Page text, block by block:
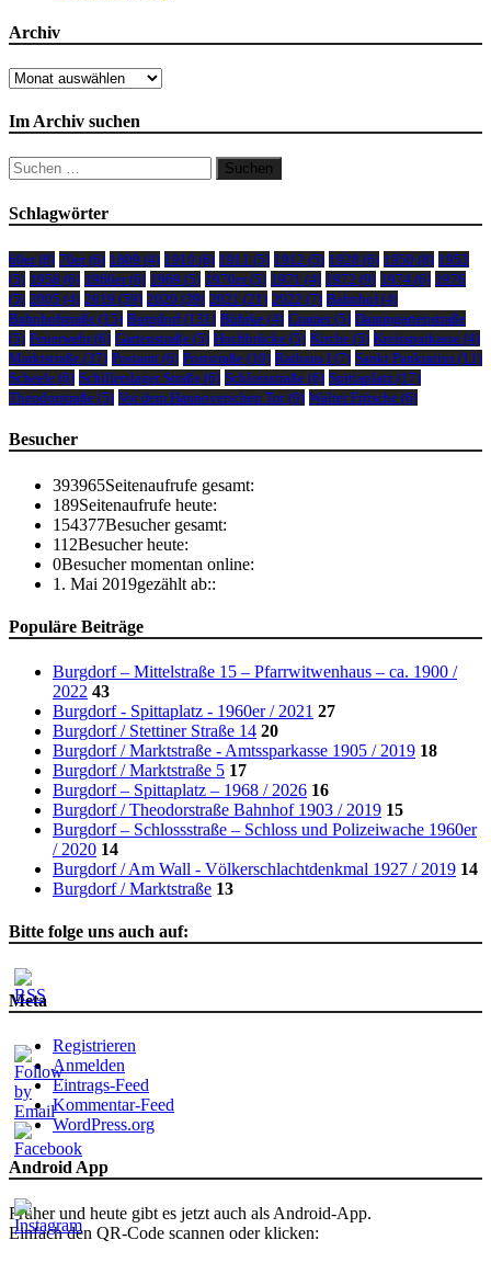
Archiv
Archiv
Im Archiv suchen
Suchen
nach:
Schlagwörter
60er(8) 70er(6) 1809 (4) 1910 (6) 1911 (5) 1912 (5) 1928 (6) 1950 (8) 1953
(5) 1956 (6) 1960er(6) 1969 (5) 1970er(5) 1971 (4) 1972 (9) 1974 (6) 1976
(5) 2005 (4) 2019 (59) 2020 (39) 2021 (21) 2022 (7) Bahnhof(4)
Bahnhofstraße (15) Burgdorf(131) Bührke (4) Cramer(5) Dammgartenstraße
(5) Feuerwehr(6) Gartenstraße (5) Hochbrücke (5) Kirche (5) Kreissparkasse (4)
Marktstraße (37) Postamt (6) Poststraße (10) Rathaus I (7) Sankt Pankratius (11)
Scheele (6) Schillerslager Straße (6) Schlossstraße (6) Spittaplatz (17)
Theodorstraße (5) Vor dem Hannoverschen Tor(9) Walter Fritsche (6)
Besucher
393965Seitenaufrufe gesamt:
189Seitenaufrufe heute:
154377Besucher gesamt:
112Besucher heute:
0Besucher momentan online:
1. Mai 2019gezählt ab::
Populäre Beiträge
Burgdorf – Mittelstraße 15 – Pfarrwitwenhaus – ca. 1900 /
2022 43
Burgdorf - Spittaplatz - 1960er / 2021 27
Burgdorf / Stettiner Straße 14 20
Burgdorf / Marktstraße - Amtssparkasse 1905 / 2019 18
Burgdorf / Marktstraße 5 17
Burgdorf – Spittaplatz – 1968 / 2026 16
Burgdorf / Theodorstraße Bahnhof 1903 / 2019 15
Burgdorf – Schlossstraße – Schloss und Polizeiwache 1960er
/ 2020 14
Burgdorf / Am Wall - Völkerschlachtdenkmal 1927 / 2019 14
Burgdorf / Marktstraße 13
Bitte folge uns auch auf:
Meta
Registrieren
Anmelden
Eintrags-Feed
Kommentar-Feed
WordPress.org
Android App
Früher und heute gibt es jetzt auch als Android-App.
Einfach den QR-Code scannen oder klicken: